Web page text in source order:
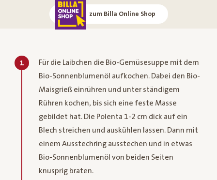
zum Billa Online Shop
1
Für die Laibchen die Bio-Gemüsesuppe mit dem
Bio-Sonnenblumenöl aufkochen. Dabei den Bio-
Maisgrieß einrühren und unter ständigem
Rühren kochen, bis sich eine feste Masse
gebildet hat. Die Polenta 1-2 cm dick auf ein
Blech streichen und auskühlen lassen. Dann mit
einem Ausstechring ausstechen und in etwas
Bio-Sonnenblumenöl von beiden Seiten
knusprig braten.